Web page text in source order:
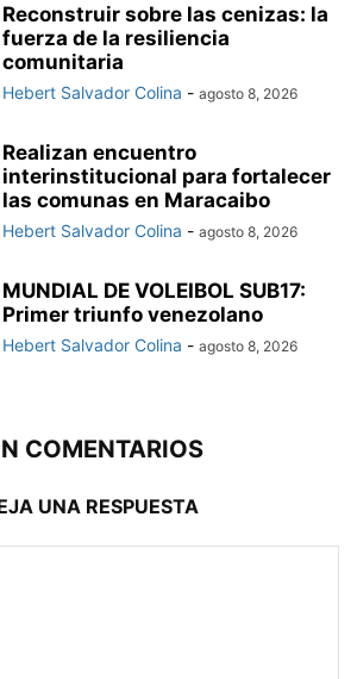
Reconstruir sobre las cenizas: la
fuerza de la resiliencia
comunitaria
Hebert Salvador Colina - agosto 8, 2026
Realizan encuentro
interinstitucional para fortalecer
las comunas en Maracaibo
Hebert Salvador Colina - agosto 8, 2026
MUNDIAL DE VOLEIBOL SUB17:
Primer triunfo venezolano
Hebert Salvador Colina - agosto 8, 2026
COMENTARIOS
UNA RESPUESTA